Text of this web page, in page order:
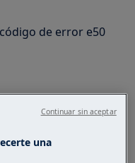
de error e50
una
Continuar sin aceptar